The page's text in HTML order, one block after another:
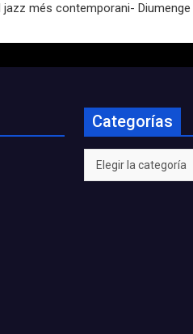
jazz més contemporani- Diumenge
Categorías
Categorías